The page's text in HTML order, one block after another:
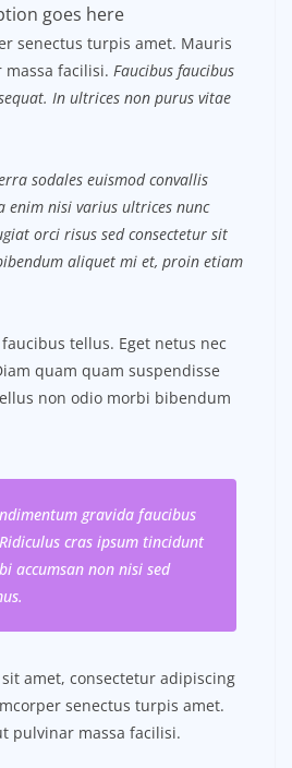
goes here
senectus turpis amet. Mauris
facilisi. Faucibus faucibus
In ultrices non purus vitae
sodales euismod convallis
nisi varius ultrices nunc
orci risus sed consectetur sit
aliquet mi et, proin etiam
tellus. Eget netus nec
quam quam suspendisse
non odio morbi bibendum
gravida faucibus
cras ipsum tincidunt
accumsan non nisi sed
amet, consectetur adipiscing
senectus turpis amet.
pulvinar massa facilisi.